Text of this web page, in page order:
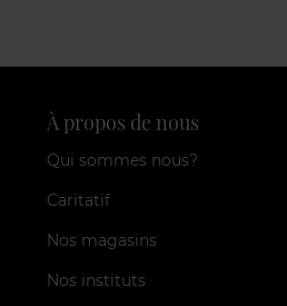
À propos de nous
Qui sommes nous?
Caritatif
Nos magasins
Nos instituts